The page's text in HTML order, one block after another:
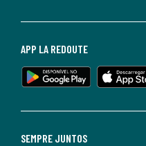
SEMPRE JUNTOS
APP LA REDOUTE